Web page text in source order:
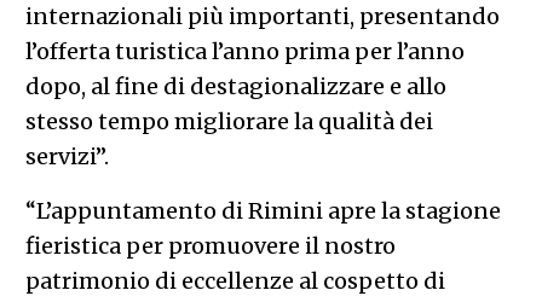
internazionali più importanti, presentando
l’offerta turistica l’anno prima per l’anno
dopo, al fine di destagionalizzare e allo
stesso tempo migliorare la qualità dei
servizi”.
“L’appuntamento di Rimini apre la stagione
fieristica per promuovere il nostro
patrimonio di eccellenze al cospetto di